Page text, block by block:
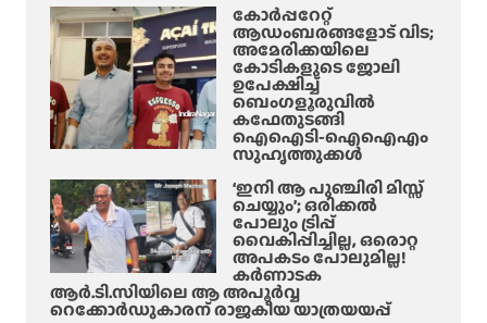
ത
രം
ടം
മൂ
ല
മു
ണ്ടാ
യ
ന
ര
ക
യാ
ത
ക
കോർപ്പറേറ്റ്
ആഡംബരങ്ങളോട് വിട;
അമേരിക്കയിലെ
കോടികളുടെ ജോലി
ഉപേക്ഷിച്ച്
ബെംഗളൂരുവിൽ
കഫേതുടങ്ങി
ഐഐടി-ഐഐഎം
സുഹൃത്തുക്കൾ
‘ഇനി ആ പുഞ്ചിരി മിസ്സ്
ചെയ്യും’; ഒരിക്കൽ
പോലും ട്രിപ്പ്
വൈകിപ്പിച്ചില്ല, ഒരൊറ്റ
അപകടം പോലുമില്ല!
കർണാടക
ആർ.ടി.സിയിലെ ആ അപൂർവ്വ
റെക്കോർഡുകാരന് രാജകീയ യാത്രയയപ്പ്